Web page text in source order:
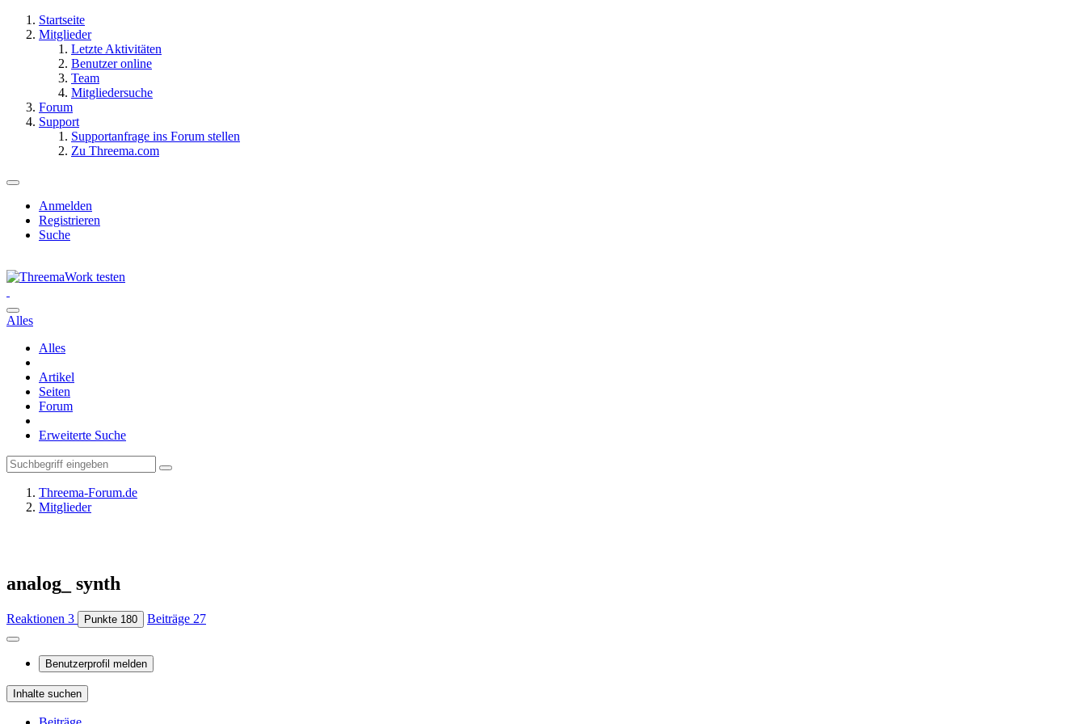
Startseite
Mitglieder
Letzte Aktivitäten
Benutzer online
Team
Mitgliedersuche
Forum
Support
Supportanfrage ins Forum stellen
Zu Threema.com
Anmelden
Registrieren
Suche
Alles
Alles
Artikel
Seiten
Forum
Erweiterte Suche
Threema-Forum.de
Mitglieder
analog_ synth
Reaktionen 3 Punkte 180 Beiträge 27
Benutzerprofil melden
Inhalte suchen